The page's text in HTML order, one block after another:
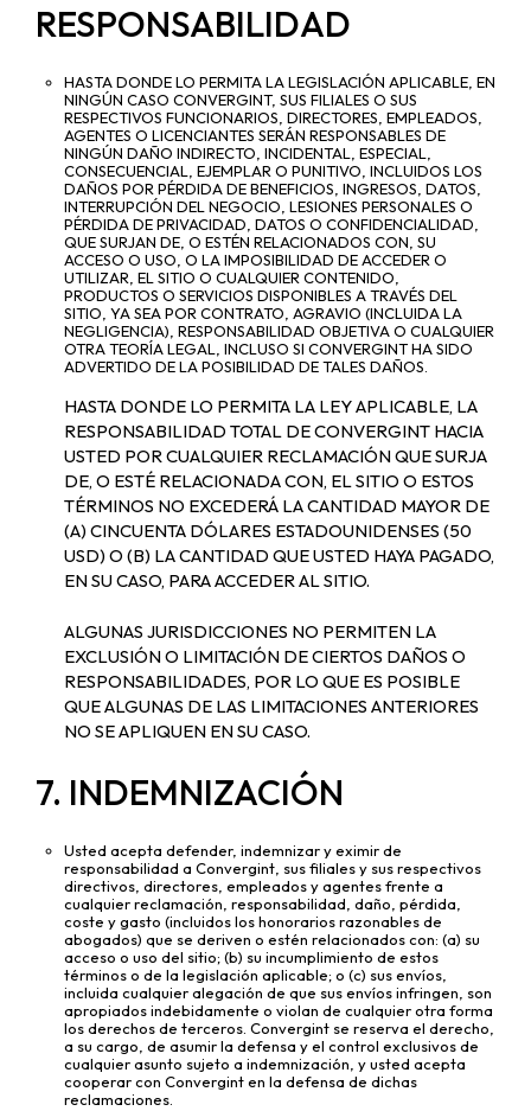
RESPONSABILIDAD
HASTA DONDE LO PERMITA LA LEGISLACIÓN APLICABLE, EN
NINGÚN CASO CONVERGINT, SUS FILIALES O SUS
RESPECTIVOS FUNCIONARIOS, DIRECTORES, EMPLEADOS,
AGENTES O LICENCIANTES SERÁN RESPONSABLES DE
NINGÚN DAÑO INDIRECTO, INCIDENTAL, ESPECIAL,
CONSECUENCIAL, EJEMPLAR O PUNITIVO, INCLUIDOS LOS
DAÑOS POR PÉRDIDA DE BENEFICIOS, INGRESOS, DATOS,
INTERRUPCIÓN DEL NEGOCIO, LESIONES PERSONALES O
PÉRDIDA DE PRIVACIDAD, DATOS O CONFIDENCIALIDAD,
QUE SURJAN DE, O ESTÉN RELACIONADOS CON, SU
ACCESO O USO, O LA IMPOSIBILIDAD DE ACCEDER O
UTILIZAR, EL SITIO O CUALQUIER CONTENIDO,
PRODUCTOS O SERVICIOS DISPONIBLES A TRAVÉS DEL
SITIO, YA SEA POR CONTRATO, AGRAVIO (INCLUIDA LA
NEGLIGENCIA), RESPONSABILIDAD OBJETIVA O CUALQUIER
OTRA TEORÍA LEGAL, INCLUSO SI CONVERGINT HA SIDO
ADVERTIDO DE LA POSIBILIDAD DE TALES DAÑOS.
HASTA DONDE LO PERMITA LA LEY APLICABLE, LA
RESPONSABILIDAD TOTAL DE CONVERGINT HACIA
USTED POR CUALQUIER RECLAMACIÓN QUE SURJA
DE, O ESTÉ RELACIONADA CON, EL SITIO O ESTOS
TÉRMINOS NO EXCEDERÁ LA CANTIDAD MAYOR DE
(A) CINCUENTA DÓLARES ESTADOUNIDENSES (50
USD) O (B) LA CANTIDAD QUE USTED HAYA PAGADO,
EN SU CASO, PARA ACCEDER AL SITIO.
ALGUNAS JURISDICCIONES NO PERMITEN LA
EXCLUSIÓN O LIMITACIÓN DE CIERTOS DAÑOS O
RESPONSABILIDADES, POR LO QUE ES POSIBLE
QUE ALGUNAS DE LAS LIMITACIONES ANTERIORES
NO SE APLIQUEN EN SU CASO.
7. INDEMNIZACIÓN
Usted acepta defender, indemnizar y eximir de
responsabilidad a Convergint, sus filiales y sus respectivos
directivos, directores, empleados y agentes frente a
cualquier reclamación, responsabilidad, daño, pérdida,
coste y gasto (incluidos los honorarios razonables de
abogados) que se deriven o estén relacionados con: (a) su
acceso o uso del sitio; (b) su incumplimiento de estos
términos o de la legislación aplicable; o (c) sus envíos,
incluida cualquier alegación de que sus envíos infringen, son
apropiados indebidamente o violan de cualquier otra forma
los derechos de terceros. Convergint se reserva el derecho,
a su cargo, de asumir la defensa y el control exclusivos de
cualquier asunto sujeto a indemnización, y usted acepta
cooperar con Convergint en la defensa de dichas
reclamaciones.